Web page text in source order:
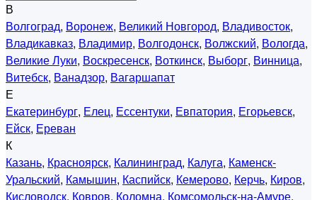
В
Волгоград, Воронеж, Великий Новгород, Владивосток,
Владикавказ, Владимир, Волгодонск, Волжский, Вологда,
Великие Луки, Воскресенск, Воткинск, Выборг, Винница,
Витебск, Ванадзор, Вагаршапат
Е
Екатеринбург, Елец, Ессентуки, Евпатория, Егорьевск,
Ейск, Ереван
К
Казань, Красноярск, Калининград, Калуга, Каменск-
Уральский, Камышин, Каспийск, Кемерово, Керчь, Киров,
Кисловодск, Ковров, Коломна, Комсомольск-на-Амуре,